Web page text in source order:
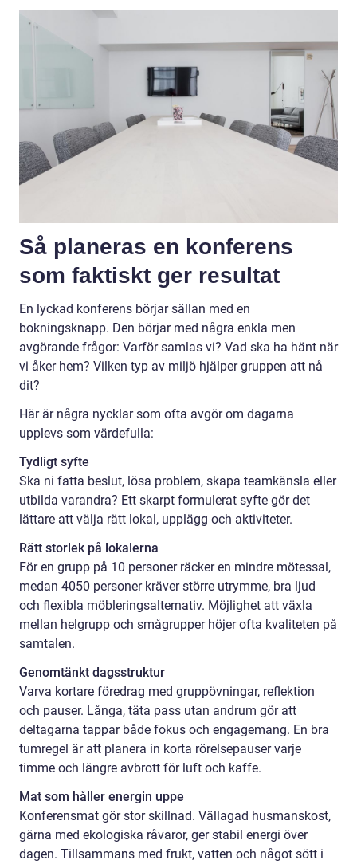
Så planeras en konferens
som faktiskt ger resultat
En lyckad konferens börjar sällan med en
bokningsknapp. Den börjar med några enkla men
avgörande frågor: Varför samlas vi? Vad ska ha hänt när
vi åker hem? Vilken typ av miljö hjälper gruppen att nå
dit?
Här är några nycklar som ofta avgör om dagarna
upplevs som värdefulla:
Tydligt syfte
Ska ni fatta beslut, lösa problem, skapa teamkänsla eller
utbilda varandra? Ett skarpt formulerat syfte gör det
lättare att välja rätt lokal, upplägg och aktiviteter.
Rätt storlek på lokalerna
För en grupp på 10 personer räcker en mindre mötessal,
medan 4050 personer kräver större utrymme, bra ljud
och flexibla möbleringsalternativ. Möjlighet att växla
mellan helgrupp och smågrupper höjer ofta kvaliteten på
samtalen.
Genomtänkt dagsstruktur
Varva kortare föredrag med gruppövningar, reflektion
och pauser. Långa, täta pass utan andrum gör att
deltagarna tappar både fokus och engagemang. En bra
tumregel är att planera in korta rörelsepauser varje
timme och längre avbrott för luft och kaffe.
Mat som håller energin uppe
Konferensmat gör stor skillnad. Vällagad husmanskost,
gärna med ekologiska råvaror, ger stabil energi över
dagen. Tillsammans med frukt, vatten och något sött i